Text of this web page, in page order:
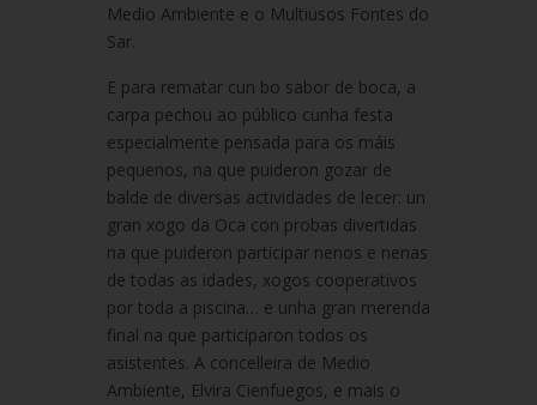
Medio Ambiente e o Multiusos Fontes do
Sar.
E para rematar cun bo sabor de boca, a
carpa pechou ao público cunha festa
especialmente pensada para os máis
pequenos, na que puideron gozar de
balde de diversas actividades de lecer: un
gran xogo da Oca con probas divertidas
na que puideron participar nenos e nenas
de todas as idades, xogos cooperativos
por toda a piscina… e unha gran merenda
final na que participaron todos os
asistentes. A concelleira de Medio
Ambiente, Elvira Cienfuegos, e mais o